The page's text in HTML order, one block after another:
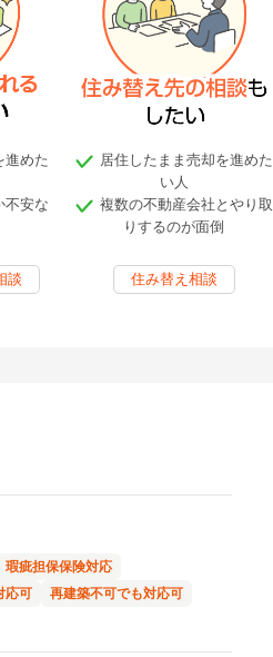
進めた
不安な
居住したまま売却を進めた
い人
複数の不動産会社とやり取
りするのが面倒
談 住み替え相談
瑕疵担保保険対応
応可
再建築不可でも対応可